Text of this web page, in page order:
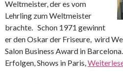
Weltmeister, der es vom
Lehrling zum Weltmeister
brachte. Schon 1971 gewinnt
er den Oskar der Friseure, wird
Salon Business Award in
Erfolgen, Shows in Paris,